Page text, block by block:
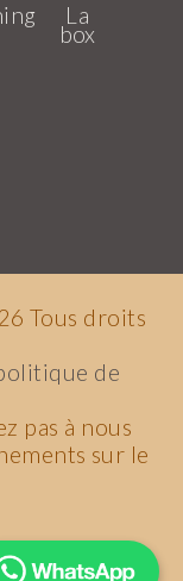
La
box
Tous droits
de
pas à nous
sur le